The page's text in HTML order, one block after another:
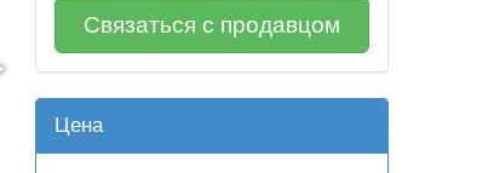
Связаться с продавцом
Цена